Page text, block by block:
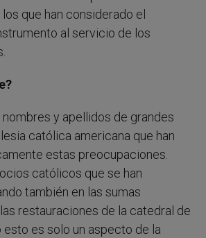
que han considerado el
al servicio de los
y apellidos de grandes
católica americana que han
estas preocupaciones.
católicos que se han
también en las sumas
restauraciones de la catedral de
esto es solo un aspecto de la